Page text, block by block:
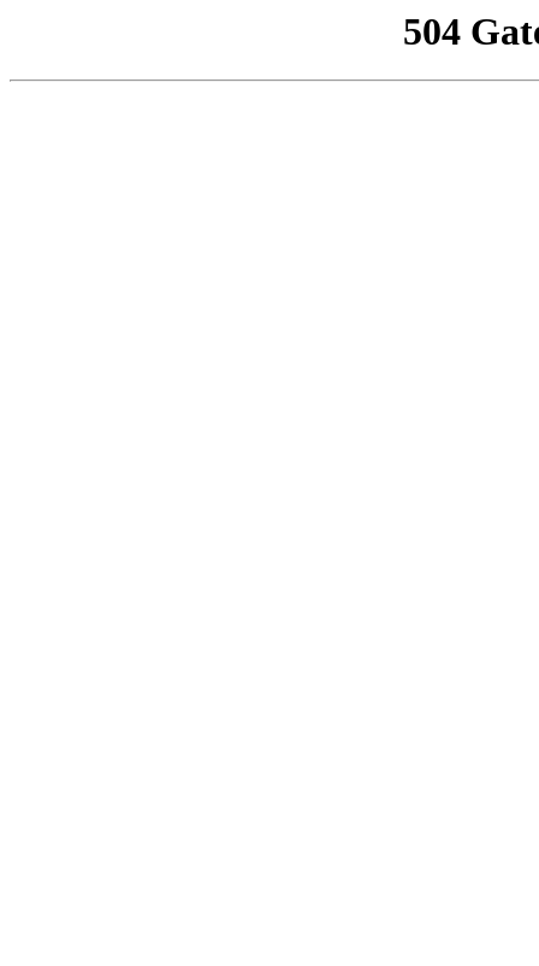
504